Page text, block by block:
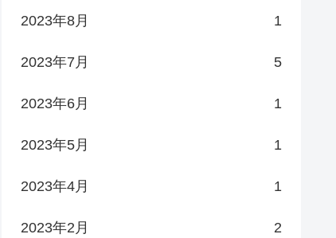
2023年8月 1
2023年7月 5
2023年6月 1
2023年5月 1
2023年4月 1
2023年2月 2